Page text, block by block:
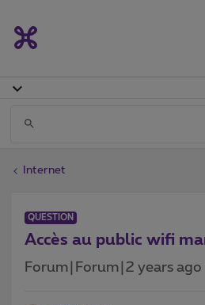
Internet
QUESTION
Accès au public wifi
Forum|Forum|2 years ago